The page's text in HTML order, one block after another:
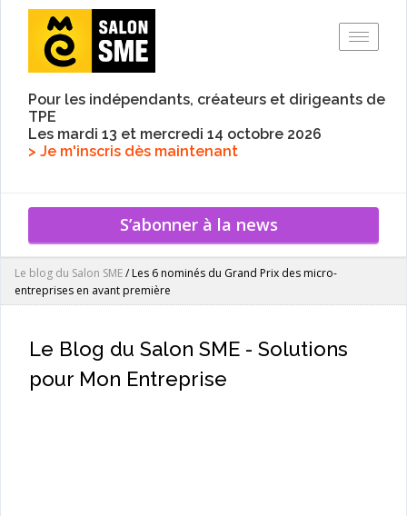
Pour les indépendants, créateurs et dirigeants de
TPE
Les mardi 13 et mercredi 14 octobre 2026
> Je m'inscris dès maintenant
S’abonner à la news
Le blog du Salon SME/Les 6 nominés du Grand Prix des micro-
entreprises en avant première
Le Blog du Salon SME - Solutions
pour Mon Entreprise